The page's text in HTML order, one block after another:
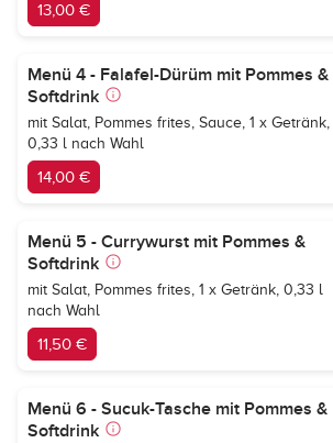
13,00 €
Menü 4 - Falafel-Dürüm mit Pommes &
Softdrink
mit Salat, Pommes frites, Sauce, 1 x Getränk,
0,33 l nach Wahl
14,00 €
Menü 5 - Currywurst mit Pommes &
Softdrink
mit Salat, Pommes frites, 1 x Getränk, 0,33 l
nach Wahl
11,50 €
Menü 6 - Sucuk-Tasche mit Pommes &
Softdrink